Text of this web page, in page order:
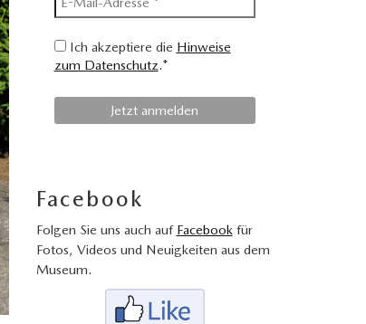
Ich akzeptiere die Hinweise
zum Datenschutz.*
Facebook
Folgen Sie uns auch auf Facebookfür
Fotos, Videos und Neuigkeiten aus dem
Museum.